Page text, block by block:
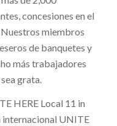
concesiones en el
miembros
de banquetes y
más trabajadores
grata.
HERE Local 11 in
internacional UNITE